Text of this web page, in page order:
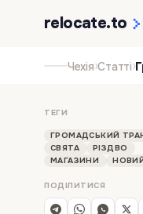
relocate.to
Чехія›Статті›
ТЕГИ
ГРОМАДСЬКИЙ
СВЯТА
РІЗДВО
МАГАЗИНИ
ПОДІЛИТИСЯ